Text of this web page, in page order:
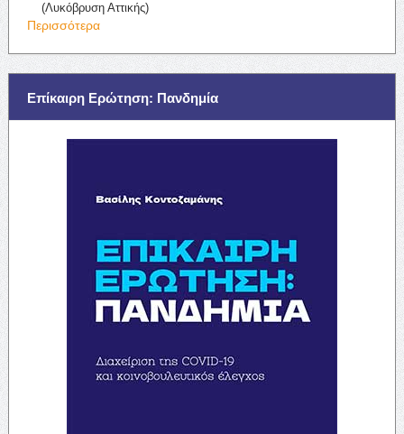
(Λυκόβρυση Αττικής)
Περισσότερα
Επίκαιρη Ερώτηση: Πανδημία